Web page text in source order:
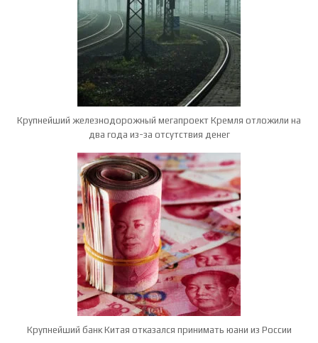
Крупнейший железнодорожный мегапроект Кремля отложили на
два года из-за отсутствия денег
Крупнейший банк Китая отказался принимать юани из России